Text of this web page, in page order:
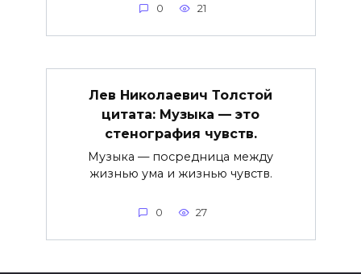
0 21
Лев Николаевич Толстой
цитата: Музыка — это
стенография чувств.
Музыка — посредница между
жизнью ума и жизнью чувств.
0 27